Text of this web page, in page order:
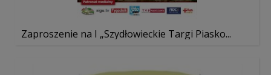
Zaproszenie na I „Szydłowieckie Targi Piasko...